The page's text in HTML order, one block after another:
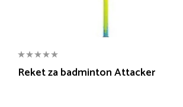
Reket za badminton Attacker